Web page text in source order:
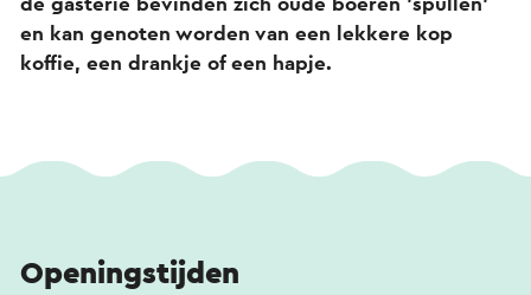
en kan genoten worden van een lekkere kop
koffie, een drankje of een hapje.
Openingstijden